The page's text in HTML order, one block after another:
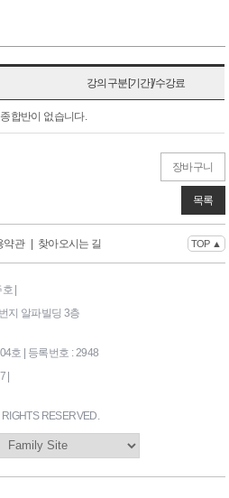
강의구분[기간]/수강료
합반이 없습니다.
장바구니
목록
약관 | 찾아오시는 길 TOP ▲
|
지 알파빌딩 3층
호 | 등록번호 : 2948
|
RESERVED.